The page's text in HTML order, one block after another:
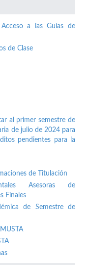
a las Guías de
de Clase
al primer semestre de
de julio de 2024 para
pendientes para la
de Titulación
Asesoras de
Finales
de Semestre de